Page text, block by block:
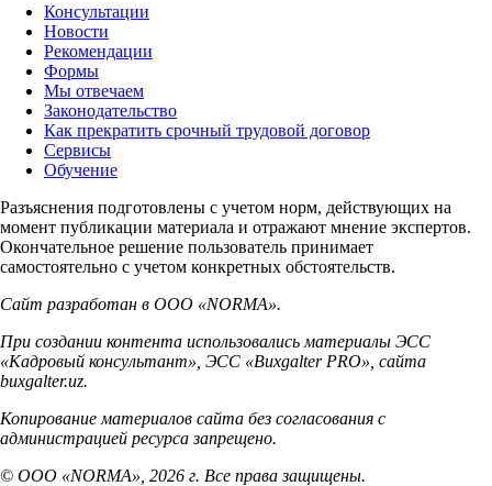
Консультации
Новости
Рекомендации
Формы
Мы отвечаем
Законодательство
Как прекратить срочный трудовой договор
Сервисы
Обучение
Разъяснения подготовлены с учетом норм, действующих на
момент публикации материала и отражают мнение экспертов.
Окончательное решение пользователь принимает
самостоятельно с учетом конкретных обстоятельств.
Сайт разработан в ООО «NORMA».
При создании контента использовались материалы ЭСС
«Кадровый консультант», ЭСС «Buxgalter PRO», сайта
buxgalter.uz.
Копирование материалов сайта без согласования с
администрацией ресурса запрещено.
© ООО «NORMA», 2026 г. Все права защищены.